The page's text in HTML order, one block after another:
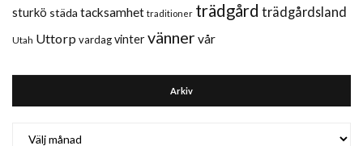
sturkö städa tacksamhet traditioner trädgård trädgårdsland
Utah Uttorp vardagvintervänner vår
Arkiv